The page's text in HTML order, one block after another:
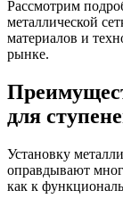
Рассмотрим
металлической
материалов и
рынке.
для
Установку
оправдывают
как к